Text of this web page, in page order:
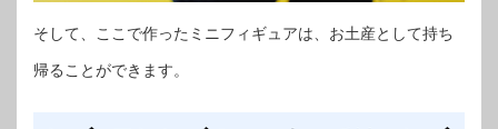
そして、ここで作ったミニフィギュアは、お土産として持ち
帰ることができます。